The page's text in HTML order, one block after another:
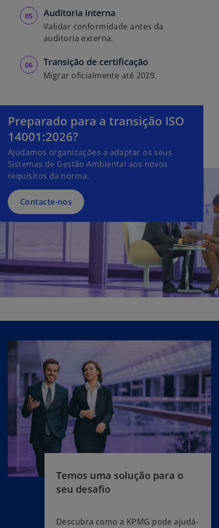
Auditoria interna
Validar conformidade antes da
auditoria externa.
Transição de certificação
Migrar oficialmente até 2029.
Preparado para a transição ISO
14001:2026?
Ajudamos organizações a adaptar os seus
Sistemas de Gestão Ambiental aos novos
requisitos da norma.
Contacte-nos
Temos uma solução para o
seu desafio
Descubra como a KPMG pode ajudá-